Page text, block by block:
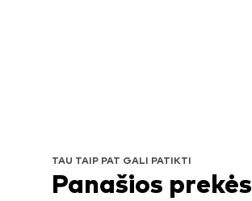
TAU TAIP PAT GALI PATIKTI
Panašios prekės